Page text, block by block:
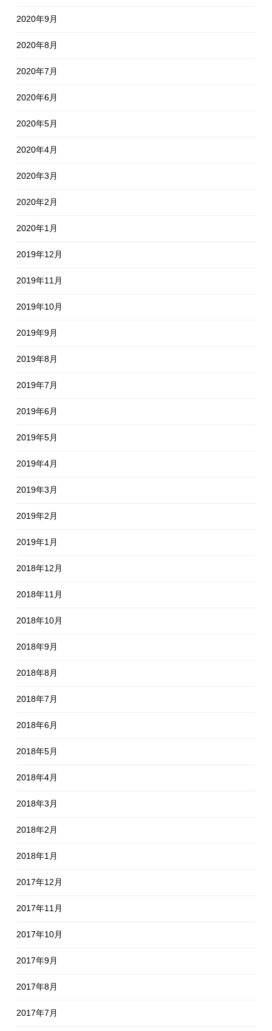
2020年9月
2020年8月
2020年7月
2020年6月
2020年5月
2020年4月
2020年3月
2020年2月
2020年1月
2019年12月
2019年11月
2019年10月
2019年9月
2019年8月
2019年7月
2019年6月
2019年5月
2019年4月
2019年3月
2019年2月
2019年1月
2018年12月
2018年11月
2018年10月
2018年9月
2018年8月
2018年7月
2018年6月
2018年5月
2018年4月
2018年3月
2018年2月
2018年1月
2017年12月
2017年11月
2017年10月
2017年9月
2017年8月
2017年7月